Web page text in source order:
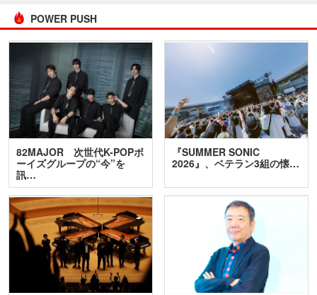
POWER PUSH
82MAJOR 次世代K-POPボ
ーイズグループの“今”を
訊…
『SUMMER SONIC
2026』、ベテラン3組の懐…